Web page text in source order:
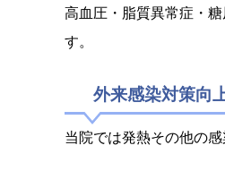
高血圧・脂質異常症・
す。
外来感染対策向
当院では発熱その他の